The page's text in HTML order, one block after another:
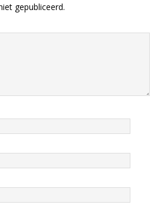
gepubliceerd.